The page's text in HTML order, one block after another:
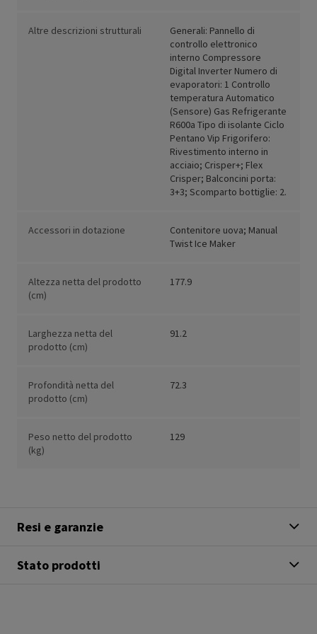
Altre descrizioni strutturali
Generali: Pannello di
controllo elettronico
interno Compressore
Digital Inverter Numero di
evaporatori: 1 Controllo
temperatura Automatico
(Sensore) Gas Refrigerante
R600a Tipo di isolante Ciclo
Pentano Vip Frigorifero:
Rivestimento interno in
acciaio; Crisper+; Flex
Crisper; Balconcini porta:
3+3; Scomparto bottiglie: 2.
Accessori in dotazione
Contenitore uova; Manual
Twist Ice Maker
Altezza netta del prodotto
(cm)
177.9
Larghezza netta del
prodotto (cm)
91.2
Profondità netta del
prodotto (cm)
72.3
Peso netto del prodotto
(kg)
129
Resi e garanzie
Stato prodotti